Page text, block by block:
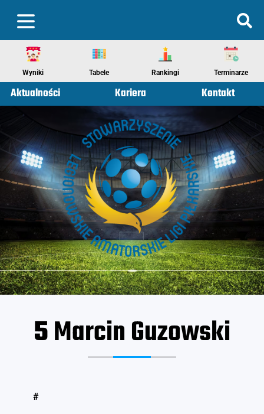
Wyniki Tabele Rankingi Terminarze
Aktualności Kariera Kontakt
5Marcin Guzowski
#